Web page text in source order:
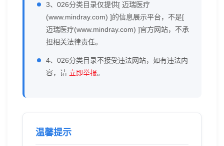
3、026分类目录仅提供[ 迈瑞医疗
(www.mindray.com) ]的信息展示平台，不是[
迈瑞医疗(www.mindray.com) ]官方网站，不承
担相关法律责任。
4、026分类目录不接受违法网站，如有违法内
容，请 立即举报。
温馨提示